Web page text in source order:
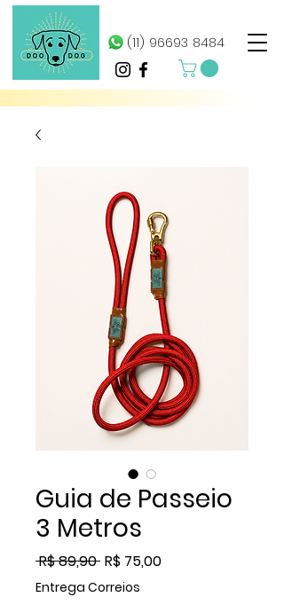
(11) 96693 8484
Guia de Passeio
3 Metros
R$ 89,90 Preço
normal
R$ 75,00Preço
Entrega Correios